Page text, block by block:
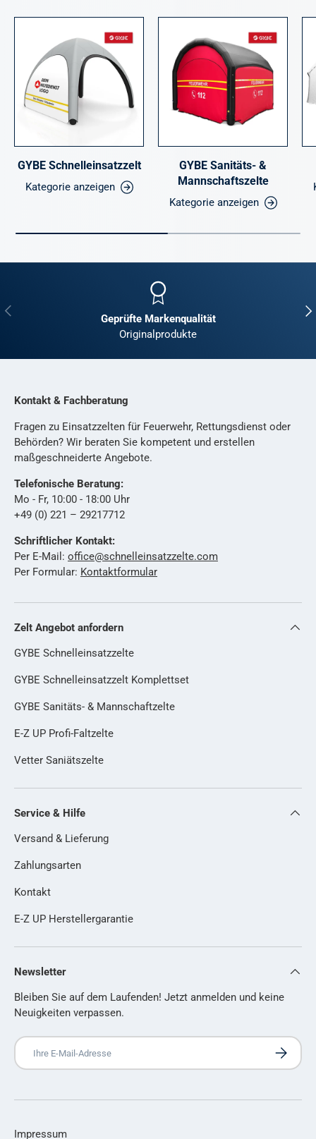
GYBE Schnelleinsatzzelt
Kategorie anzeigen
GYBE Sanitäts- &
Mannschaftszelte
Kategorie anzeigen
Vorherige
Geprüfte Markenqualität
Originalprodukte
Kontakt & Fachberatung
Fragen zu Einsatzzelten für Feuerwehr, Rettungsdienst oder
Behörden? Wir beraten Sie kompetent und erstellen
maßgeschneiderte Angebote.
Telefonische Beratung:
Mo - Fr, 10:00 - 18:00 Uhr
+49 (0) 221 – 29217712
Schriftlicher Kontakt:
Per E-Mail: office@schnelleinsatzzelte.com
Per Formular: Kontaktformular
Zelt Angebot anfordern
GYBE Schnelleinsatzzelte
GYBE Schnelleinsatzzelt Komplettset
GYBE Sanitäts- & Mannschaftzelte
E-Z UP Profi-Faltzelte
Vetter Saniätszelte
Service & Hilfe
Versand & Lieferung
Zahlungsarten
Kontakt
E-Z UP Herstellergarantie
Newsletter
Bleiben Sie auf dem Laufenden! Jetzt anmelden und keine
Neuigkeiten verpassen.
E-Mail
Impressum